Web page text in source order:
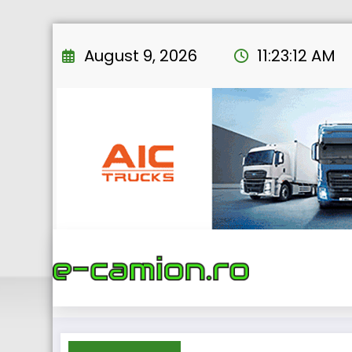
to
August 9, 2026 11:23:13 AM